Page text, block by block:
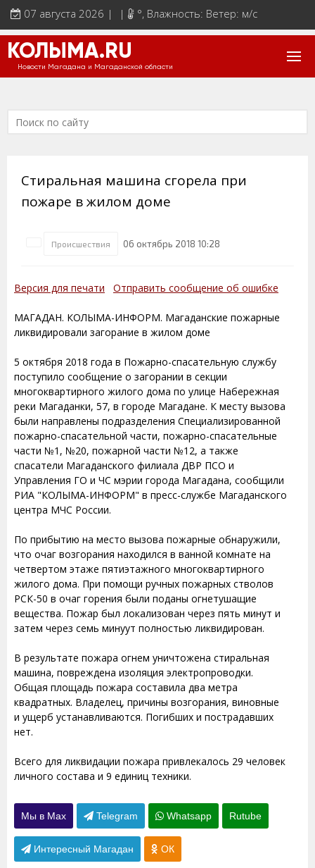
07 августа 2026 | | °, Влажность: Ветер: м/с
КОЛЫМА.RU
Новости Магадана и Магаданской области
Стиральная машина сгорела при
пожаре в жилом доме
Происшествия 06 октябрь 2018 10:28
Версия для печати Отправить сообщение об ошибке
МАГАДАН. КОЛЫМА-ИНФОРМ. Магаданские пожарные
ликвидировали загорание в жилом доме
5 октября 2018 года в Пожарно-спасательную службу
поступило сообщение о загорании в секции
многоквартирного жилого дома по улице Набережная
реки Магаданки, 57, в городе Магадане. К месту вызова
были направлены подразделения Специализированной
пожарно-спасательной части, пожарно-спасательные
части №1, №20, пожарной части №12, а также
спасатели Магаданского филиала ДВР ПСО и
Управления ГО и ЧС мэрии города Магадана, сообщили
РИА "КОЛЫМА-ИНФОРМ" в пресс-службе Магаданского
центра МЧС России.
По прибытию на место вызова пожарные обнаружили,
что очаг возгорания находился в ванной комнате на
четвертом этаже пятиэтажного многоквартирного
жилого дома. При помощи ручных пожарных стволов
РСК-50 в очаг горения были поданы огнетушащие
вещества. Пожар был локализован через пять минут и
затем через семь минуут полностью ликвидирован.
В результате пожара огнем уничтожена стиральная
машина, повреждена изоляция электропроводки.
Общая площадь пожара составила два метра
квадратных. Владелец, причины возгорания, виновные
и ущерб устанавливаются. Погибших и пострадавших
нет.
Всего для ликвидации пожара привлекалось 29 человек
личного состава и 9 единиц техники.
Мы в Max Telegram Whatsapp Rutube
Интересный Магадан ОК